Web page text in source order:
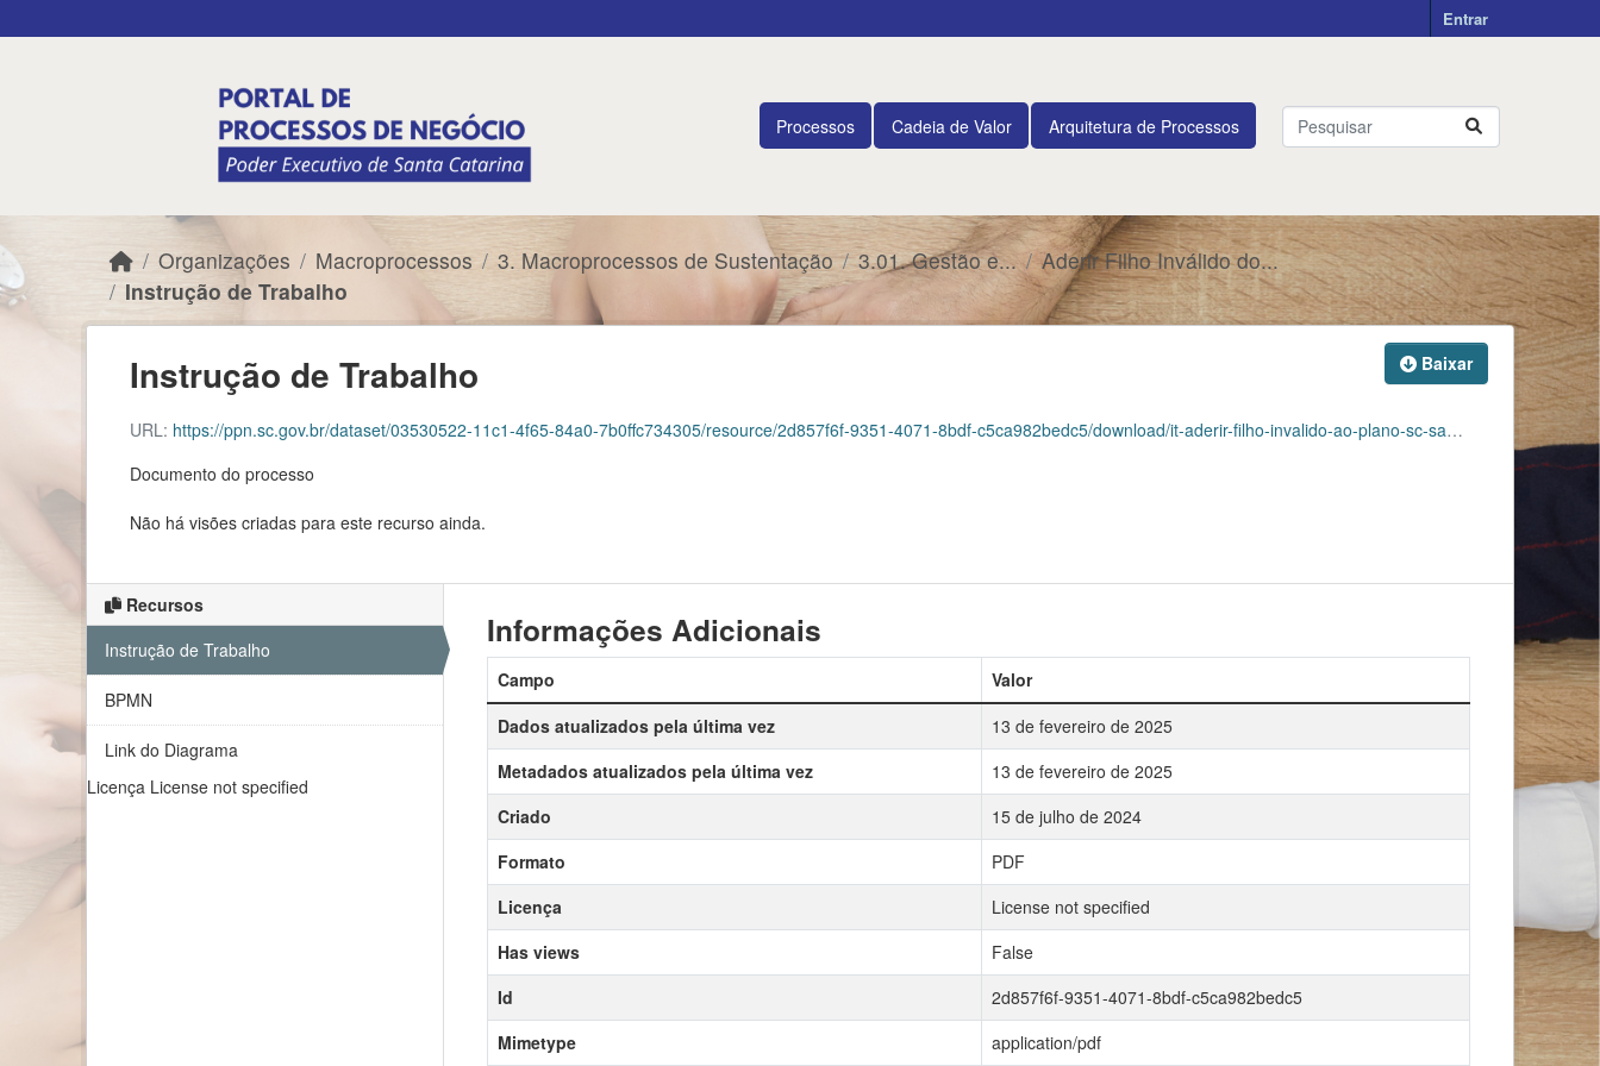
Entrar
Processos Cadeia de Valor Arquitetura de Processos
Organizações Macroprocessos 3. Macroprocessos de Sustentação 3.01. Gestão e...
Aderir Filho Inválido do...
Instrução de Trabalho
Baixar
Instrução de Trabalho
URL: https://ppn.sc.gov.br/dataset/03530522-11c1-4f65-84a0-7b0ffc734305/resource/2d857f6f-9351-4071-8bdf-c5ca982bedc5/download/it-aderir-filho-invalido-ao-plano-sc-saude.pdf
Documento do processo
Não há visões criadas para este recurso ainda.
Recursos
Instrução de Trabalho
BPMN
Link do Diagrama
Licença License not specified
Informações Adicionais
Campo
Valor
Dados atualizados pela última vez
13 de fevereiro de 2025
Metadados atualizados pela última vez
13 de fevereiro de 2025
Criado
15 de julho de 2024
Formato
PDF
Licença
License not specified
Has views
False
Id
2d857f6f-9351-4071-8bdf-c5ca982bedc5
Mimetype
application/pdf